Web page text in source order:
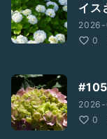
イス
0
0